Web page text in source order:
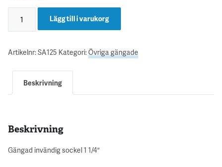
Lägg till i varukorg
Artikelnr:SA125 Kategori:Övriga gängade
Beskrivning
Beskrivning
Gängad invändig sockel 1 1/4″